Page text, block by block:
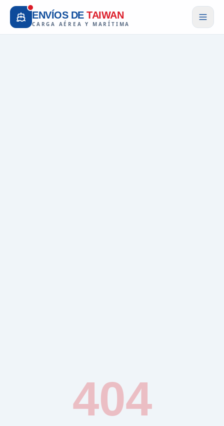
ENVÍOS DE TAIWAN
CARGA AÉREA Y MARÍTIMA
404